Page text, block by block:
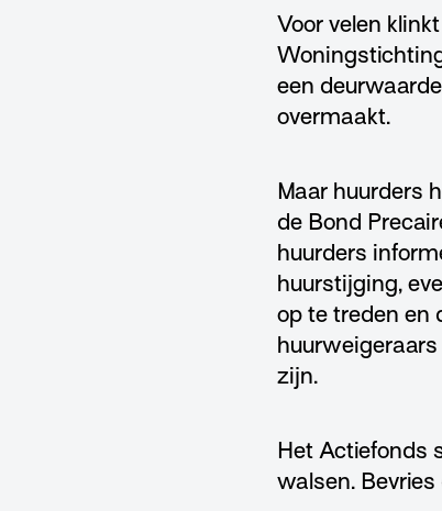
Voor velen
een
overmaakt.
Maar huurders
de Bond
huurders
huurstijging,
op te treden en
huurweigeraars
zijn.
Het Actiefonds
walsen. Bevries